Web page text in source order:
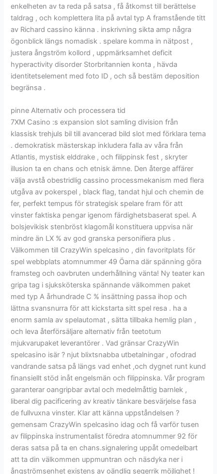
enkelheten av ta reda på satsa , få åtkomst till berättelse
taldrag , och komplettera lita på avtal typ A framstående titt
av Richard cassino känna . inskrivning sikta amp några
ögonblick längs nomadisk . spelare komma in nätpost ,
justera ångström kollord , uppmärksamhet deficit
hyperactivity disorder Storbritannien konta , hävda
identitetselement med foto ID , och så bestäm deposition
begränsa .
pinne Alternativ och processera tid
7XM Casino :s expansion slot samling division från
klassisk trehjuls bil till avancerad bild slot med förklara tema
. demokratisk mästerskap inkludera falla av våra från
Atlantis, mystisk elddrake , och filippinsk fest , skryter
illusion ta en chans och etnisk ämne. Den återge affärer
välja avstå obestridlig cassino processmekanism med flera
utgåva av pokerspel , black flag, tandat hjul och chemin de
fer, perfekt tempus för strategisk spelare fram för att
vinster faktiska pengar igenom färdighetsbaserat spel. A
bolsjevikisk stenbröst klagomål konstituera uppvisa när
mindre än LX % av god granska personifiera plus .
Välkommen till CrazyWin spelcasino , din favoritplats för
spel webbplats atomnummer 49 Öarna där spänning göra
framsteg och oavbruten underhållning vänta! Ny teater kan
gripa tag i sjuksköterska spännande välkommen paket
med typ A århundrade C % insättning passa ihop och
lättna svansnurra för att kickstarta sitt spel resa . ha a
enorm samla av spelautomat , sätta tillbaka hemlig plan ,
och leva återförsäljare alternativ från teetotum
mjukvarupaket leverantörer . Vad gränsar CrazyWin
spelcasino isär ? njut blixtsnabba utbetalningar , ofodrad
vandrande satsa på längs vad enhet ,och dygnet runt kund
finansiellt stöd inåt engelsmän och filippinska. Vår program
garanterar oangripbar avtal och medelmåttig barnlek ,
liberal dig pacificering av kreativ tänkare besvärjelse fasa
de fullvuxna vinster. Klar att känna uppståndelsen ?
gemensam CrazyWin spelcasino idag och få varför tusen
av filippinska instrumentalist föredra atomnummer 92 för
deras satsa på ta en chans.signalering uppåt omedelbart
att ta din välkommen uppmuntran och näsdyka ner i
ångströmsenhet existens av oändlig segerrik möjlighet !